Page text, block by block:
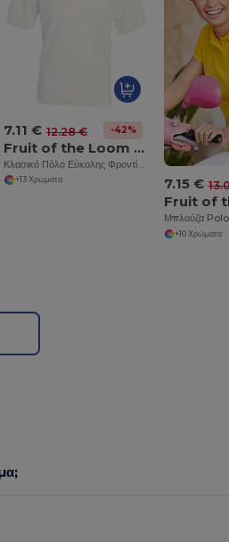
7.11 € 12.28 € -42%
Fruit of the Loom SS402
Κλασικό Πόλο Εύκολης Φροντίδας με Γιακά με Κουμπιά
+13 Χρώματα 7.15 €
Μπλούζα
+10 Χρώματα